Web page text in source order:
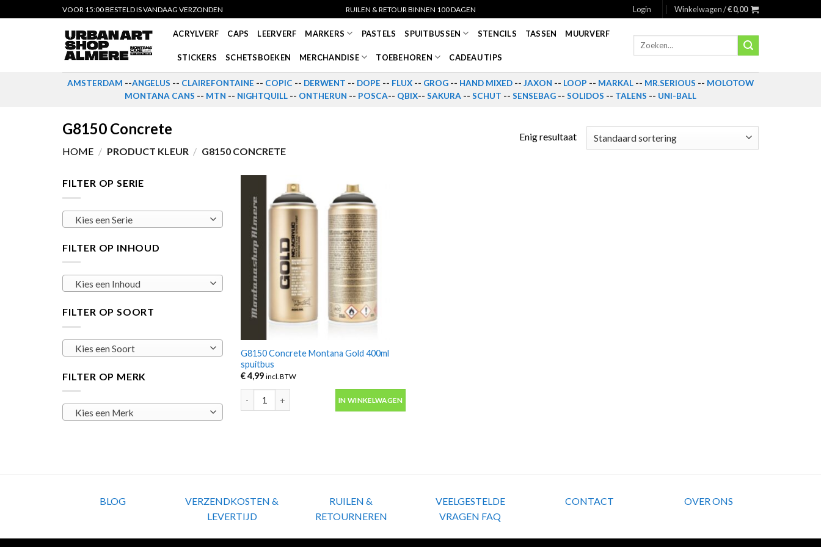
to
VOOR 15:00 BESTELD IS VANDAAG VERZONDEN RUILEN & RETOUR BINNEN 100 DAGEN Login Winkelwagen /€0,00
ACRYLVERF CAPS LEERVERF MARKERS PASTELS SPUITBUSSEN STENCILS TASSEN MUURVERF
STICKERS SCHETSBOEKEN MERCHANDISE TOEBEHOREN CADEAU TIPS
Zoeken
AMSTERDAM --ANGELUS -- CLAIREFONTAINE -- COPIC -- DERWENT -- DOPE -- FLUX -- GROG -- HAND MIXED -- JAXON -- LOOP -- MARKAL -- MR.SERIOUS -- MOLOTOW
MONTANA CANS -- MTN -- NIGHTQUILL -- ONTHERUN -- POSCA-- QBIX-- SAKURA -- SCHUT -- SENSEBAG -- SOLIDOS -- TALENS -- UNI-BALL
G8150 Concrete
HOME / PRODUCT KLEUR / G8150 CONCRETE
Enig resultaat
FILTER OP SERIE
Kies een Serie
FILTER OP INHOUD
Kies een Inhoud
FILTER OP SOORT
Kies een Soort
FILTER OP MERK
Kies een Merk
G8150 Concrete Montana Gold 400ml
spuitbus
€4,99 incl. BTW
IN WINKELWAGEN
BLOG
VERZENDKOSTEN &
LEVERTIJD
RUILEN &
RETOURNEREN
VEELGESTELDE
VRAGEN FAQ
CONTACT OVER ONS